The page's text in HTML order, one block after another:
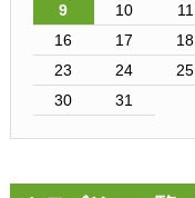
9
10 11
16
17 18
23
24 25
30
31